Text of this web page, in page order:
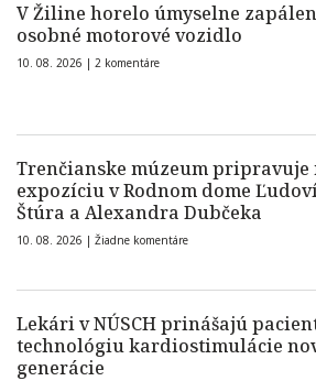
V Žiline horelo úmyselne
osobné motorové vozidlo
10. 08. 2026 | 2 komentáre
Trenčianske múzeum pripravuje
expozíciu v Rodnom dome
Štúra a Alexandra Dubčeka
10. 08. 2026 | Žiadne komentáre
Lekári v NÚSCH prinášajú
technológiu kardiostimulácie
generácie